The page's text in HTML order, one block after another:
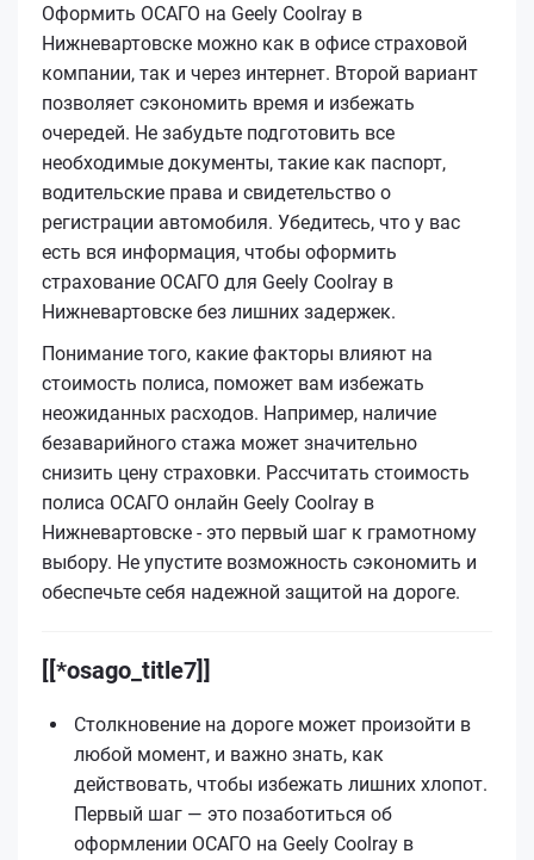
Оформить ОСАГО на Geely Coolray в
Нижневартовске можно как в офисе страховой
компании, так и через интернет. Второй вариант
позволяет сэкономить время и избежать
очередей. Не забудьте подготовить все
необходимые документы, такие как паспорт,
водительские права и свидетельство о
регистрации автомобиля. Убедитесь, что у вас
есть вся информация, чтобы оформить
страхование ОСАГО для Geely Coolray в
Нижневартовске без лишних задержек.
Понимание того, какие факторы влияют на
стоимость полиса, поможет вам избежать
неожиданных расходов. Например, наличие
безаварийного стажа может значительно
снизить цену страховки. Рассчитать стоимость
полиса ОСАГО онлайн Geely Coolray в
Нижневартовске - это первый шаг к грамотному
выбору. Не упустите возможность сэкономить и
обеспечьте себя надежной защитой на дороге.
[[*osago_title7]]
Столкновение на дороге может произойти в
любой момент, и важно знать, как
действовать, чтобы избежать лишних хлопот.
Первый шаг — это позаботиться об
оформлении ОСАГО на Geely Coolray в